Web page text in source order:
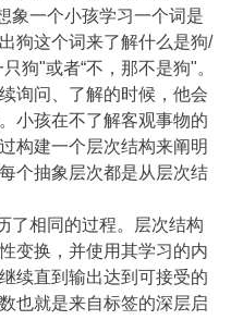
象一个小孩学习一个词是
狗这个词来了解什么是狗/
狗"或者“不，那不是狗"。
询问、了解的时候，他会
小孩在不了解客观事物的
构建一个层次结构来阐明
个抽象层次都是从层次结
了相同的过程。层次结构
变换，并使用其学习的内
续直到输出达到可接受的
也就是来自标签的深层启